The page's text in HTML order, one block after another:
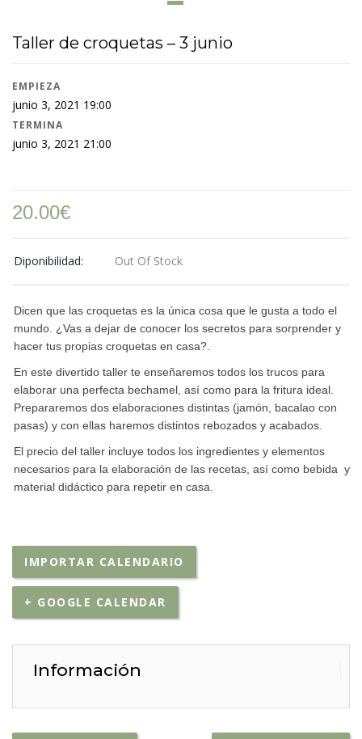
Taller de croquetas – 3 junio
EMPIEZA
junio 3, 2021 19:00
TERMINA
junio 3, 2021 21:00
20.00€
Diponibilidad: Out Of Stock
Dicen que las croquetas es la única cosa que le gusta a todo el
mundo. ¿Vas a dejar de conocer los secretos para sorprender y
hacer tus propias croquetas en casa?.
En este divertido taller te enseñaremos todos los trucos para
elaborar una perfecta bechamel, así como para la fritura ideal.
Prepararemos dos elaboraciones distintas (jamón, bacalao con
pasas) y con ellas haremos distintos rebozados y acabados.
El precio del taller incluye todos los ingredientes y elementos
necesarios para la elaboración de las recetas, así como bebida y
material didáctico para repetir en casa.
IMPORTAR CALENDARIO
+ GOOGLE CALENDAR
Información